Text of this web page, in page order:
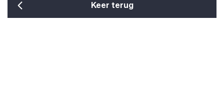
Keer terug